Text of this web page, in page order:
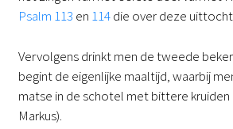
Psalm 113 en 114die over deze uittocht
Vervolgens drinkt men de tweede
begint de eigenlijke maaltijd, waarbij
matse in de schotel met bittere
Markus).